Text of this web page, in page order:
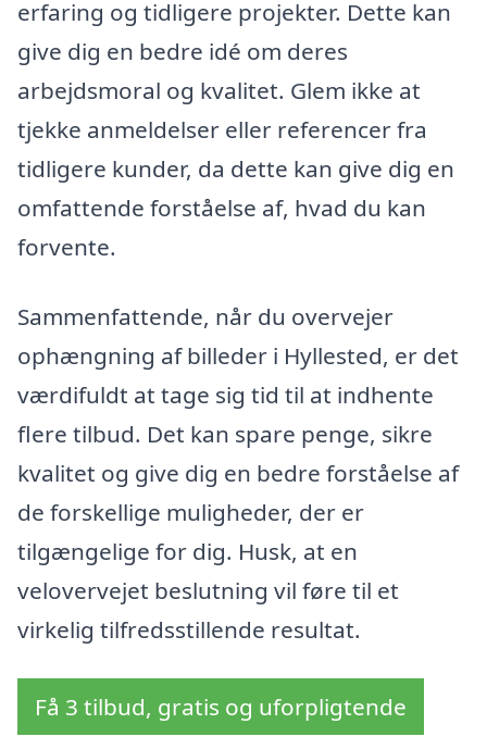
erfaring og tidligere projekter. Dette kan
give dig en bedre idé om deres
arbejdsmoral og kvalitet. Glem ikke at
tjekke anmeldelser eller referencer fra
tidligere kunder, da dette kan give dig en
omfattende forståelse af, hvad du kan
forvente.
Sammenfattende, når du overvejer
ophængning af billeder i Hyllested, er det
værdifuldt at tage sig tid til at indhente
flere tilbud. Det kan spare penge, sikre
kvalitet og give dig en bedre forståelse af
de forskellige muligheder, der er
tilgængelige for dig. Husk, at en
velovervejet beslutning vil føre til et
virkelig tilfredsstillende resultat.
Få 3 tilbud, gratis og uforpligtende